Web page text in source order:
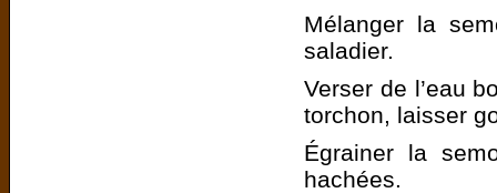
Mélanger la
saladier.
Verser de l’eau
torchon, laisser
Égrainer la
hachées.